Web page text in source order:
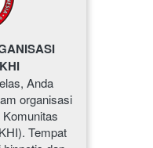
Anda
organisasi
Tempat